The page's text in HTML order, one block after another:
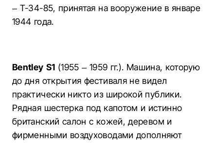
– Т-34-85, принятая на вооружение в январе
1944 года.
Bentley S1 (1955 – 1959 гг.). Машина, которую
до дня открытия фестиваля не видел
практически никто из широкой публики.
Рядная шестерка под капотом и истинно
британский салон с кожей, деревом и
фирменными воздуховодами дополняют